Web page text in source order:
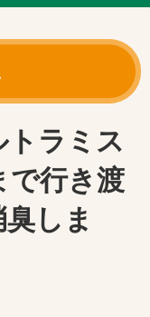
トラミス
で行き渡
しま